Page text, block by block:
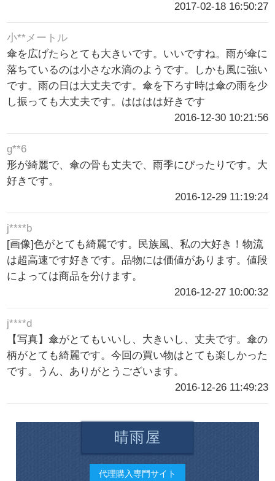
2017-02-18 16:50:27
小**メートル
傘を広げたらとても大きいです。いいですね。雨が傘に
落ちているのは小さな水滴のようです。しかも風に強い
です。雨の日は大丈夫です。傘を下ろす時は傘の雨を少
し振っても大丈夫です。はははは好きです
2016-12-30 10:21:56
g**6
形が綺麗で、傘の骨も丈夫で、雨季にぴったりです。大
好きです。
2016-12-29 11:19:24
j****b
[画像]色がとても綺麗です。民族風、私の大好き！物流
は超高速です好きです。品物には価値があります。値段
によっては商品を分けます。
2016-12-27 10:00:32
j****d
【写真】傘がとてもいいし、大きいし、丈夫です。傘の
柄がとても綺麗です。今回の買い物はとても楽しかった
です。うん、ありがとうございます。
2016-12-26 11:49:23
晴雨屋
代理購入専門サイト